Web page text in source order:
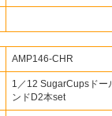
AMP146-CHR
1／12 SugarCupsドー
ンドD2本set